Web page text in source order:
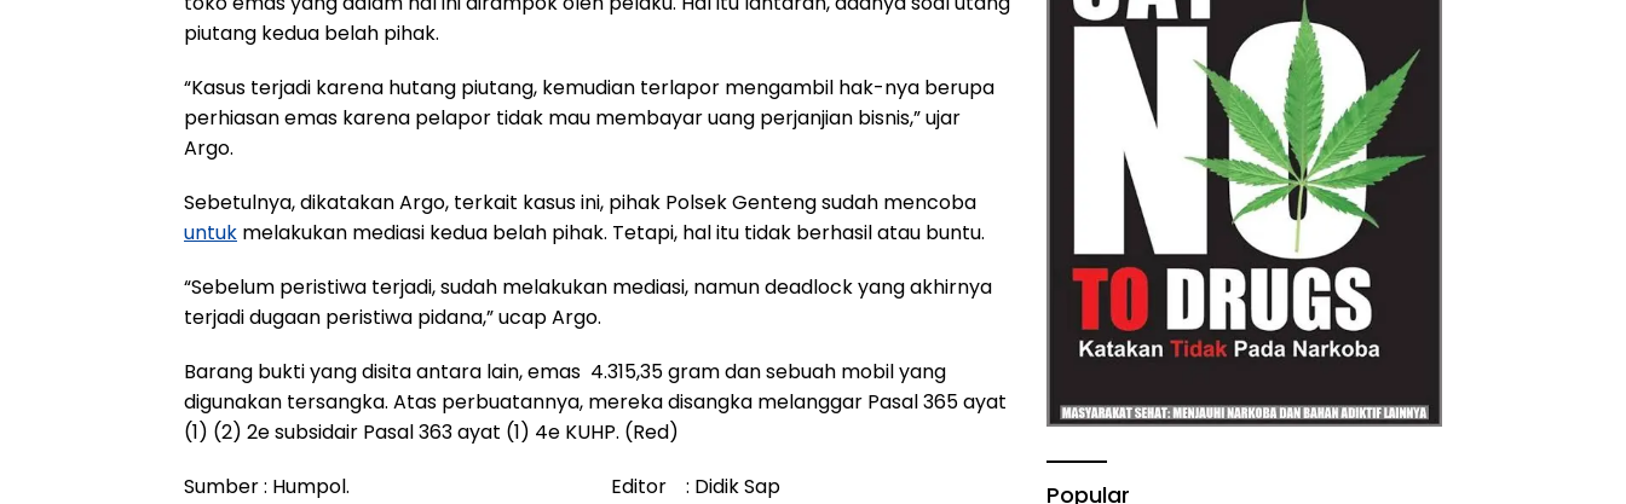
piutang kedua belah pihak.
“Kasus terjadi karena hutang piutang, kemudian terlapor mengambil hak-nya berupa
perhiasan emas karena pelapor tidak mau membayar uang perjanjian bisnis,” ujar
Argo.
Sebetulnya, dikatakan Argo, terkait kasus ini, pihak Polsek Genteng sudah mencoba
untuk melakukan mediasi kedua belah pihak. Tetapi, hal itu tidak berhasil atau buntu.
“Sebelum peristiwa terjadi, sudah melakukan mediasi, namun deadlock yang akhirnya
terjadi dugaan peristiwa pidana,” ucap Argo.
Barang bukti yang disita antara lain, emas 4.315,35 gram dan sebuah mobil yang
digunakan tersangka. Atas perbuatannya, mereka disangka melanggar Pasal 365 ayat
(1) (2) 2e subsidair Pasal 363 ayat (1) 4e KUHP. (Red)
Sumber : Humpol. Editor : Didik Sap
Popular